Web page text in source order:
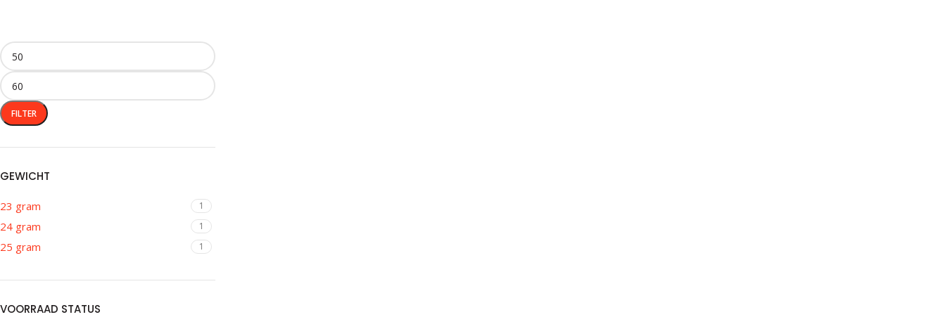
FILTER
GEWICHT
23 gram 1
24 gram 1
25 gram 1
VOORRAAD STATUS